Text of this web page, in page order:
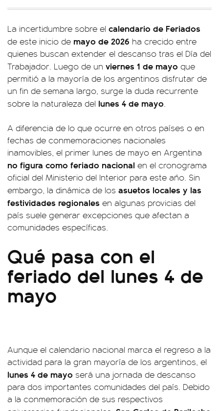
La incertidumbre sobre el calendario de Feriados
de este inicio de mayo de 2026 ha crecido entre
quienes buscan extender el descanso tras el Día del
Trabajador. Luego de un viernes 1 de mayo que
permitió a la mayoría de los argentinos disfrutar de
un fin de semana largo, surge la duda recurrente
sobre la naturaleza del lunes 4 de mayo.
A diferencia de lo que ocurre en otros países o en
fechas de conmemoraciones nacionales
inamovibles, el primer lunes de mayo en Argentina
no figura como feriado nacional en el cronograma
oficial del Ministerio del Interior para este año. Sin
embargo, la dinámica de los asuetos locales y las
festividades regionales en algunas provicias del
país suele generar excepciones que afectan a
comunidades específicas.
Qué pasa con el
feriado del lunes 4 de
mayo
Aunque el calendario nacional marca el regreso a la
actividad para la gran mayoría de los argentinos, el
lunes 4 de mayo será una jornada de descanso
para dos importantes comunidades del país. Debido
a la conmemoración de sus respectivos